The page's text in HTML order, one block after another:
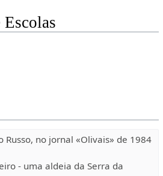
Russo, no jornal «Olivais» de 1984
- uma aldeia da Serra da